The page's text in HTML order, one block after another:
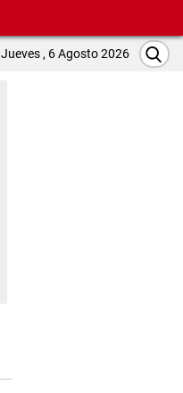
Jueves , 6 Agosto 2026